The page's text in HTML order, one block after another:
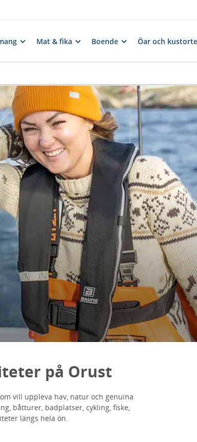
Mat & fika Boende Öar och
på Orust
vill uppleva hav, natur och genuina
båtturer, badplatser, cykling, fiske,
längs hela ön.